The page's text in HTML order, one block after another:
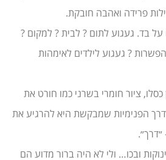
פרידה ואהבה חובקת.
בד. געגוע לתום ? לבית ? למקום ?
? געגוע לילדים לאימהות
ציור חומרי בשרני כמו חורט את
דרך הפנימיות שמבקשת היא להרגיע את
ובכו… ולי לא היה ברור מדוע הם